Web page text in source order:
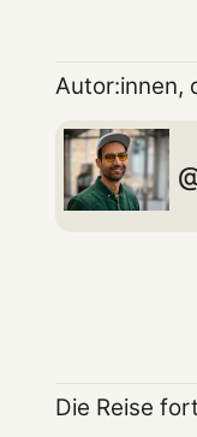
Autor:innen,
Die Reise